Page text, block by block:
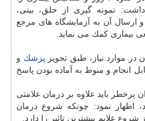
نمونه گیری از حلق، بینی،
ارسال آن به آزمایشگاه های مرجع
موارد نیاز، طبق تجویز پزشك و
انجام و منوط به آماده بودن پاسخ
پرخطر باید علاوه بر درمان علامتی
نمود: چونكه شروع درمان